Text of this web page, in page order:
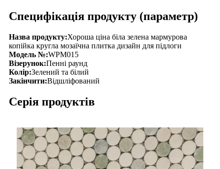
Специфікація продукту (параметр)
Назва продукту:Хороша ціна біла зелена мармурова
копійка кругла мозаїчна плитка дизайн для підлоги
Модель №:WPM015
Візерунок:Пенні раунд
Колір:Зелений та білий
Закінчити:Відшліфований
Серія продуктів